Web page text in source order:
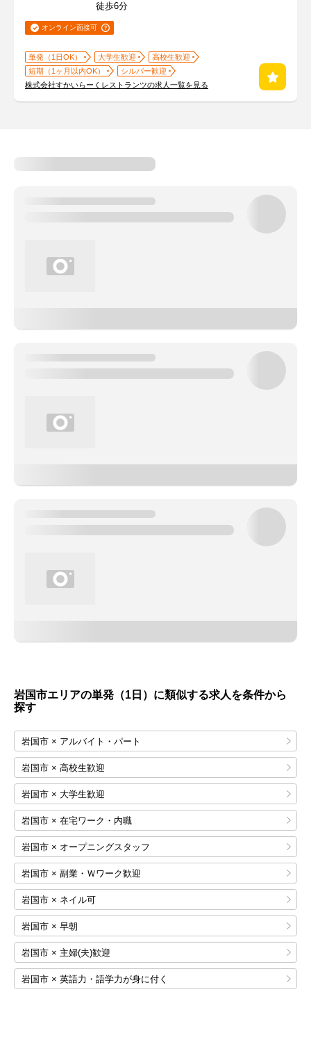
徒歩6分
オンライン面接可
単発（1日OK） 大学生歓迎
高校生歓迎
短期（1ヶ月以内OK）
シルバー歓迎
株式会社すかいらーくレストランツの求人一覧を見る
岩国市エリアの単発（1日）に類似する求人を条件から
探す
岩国市 × アルバイト・パート
岩国市 × 高校生歓迎
岩国市 × 大学生歓迎
岩国市 × 在宅ワーク・内職
岩国市 × オープニングスタッフ
岩国市 × 副業・Ｗワーク歓迎
岩国市 × ネイル可
岩国市 × 早朝
岩国市 × 主婦(夫)歓迎
岩国市 × 英語力・語学力が身に付く